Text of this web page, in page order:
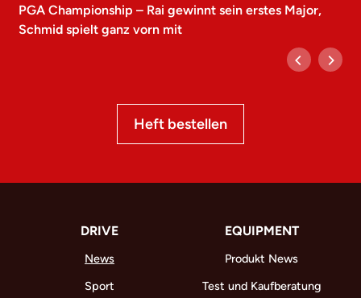
PGA Championship – Rai gewinnt sein erstes Major,
Schmid spielt ganz vorn mit
Heft bestellen
DRIVE
News
Sport
EQUIPMENT
Produkt News
Test und Kaufberatung